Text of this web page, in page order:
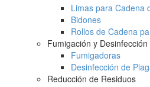
Limas para Cadena
Bidones
Rollos de Cadena
Fumigación y Desinfección
Fumigadoras
Desinfección de
Reducción de Residuos